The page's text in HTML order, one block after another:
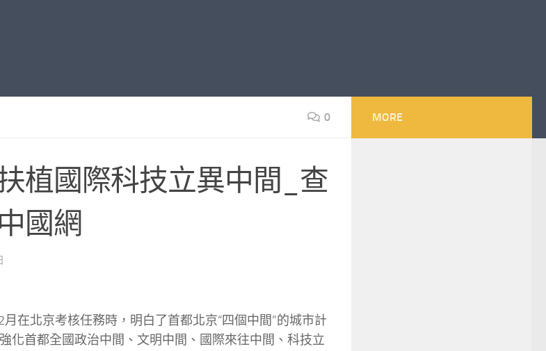
0
植國際科技立異中間_查
國網
在北京考核任務時，明白了首都北京“四個中間”的城市計
化首都全國政治中間、文明中間、國際來往中間、科技立
MORE